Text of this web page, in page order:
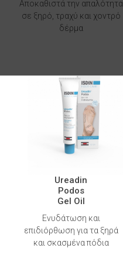
Αποκαθιστά την απαλότητα
σε ξηρό, τραχύ και χοντρό
δέρμα
Ureadin
Podos
Gel Oil
Ενυδάτωση και
επιδιόρθωση για τα ξηρά
και σκασμένα πόδια